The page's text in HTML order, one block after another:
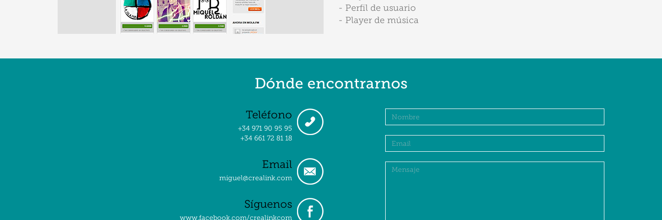
- Perfil de usuario
- Player de música
Dónde encontrarnos
Teléfono
+34 971 90 95 95
+34 661 72 81 18
Email
miguel@crealink.com
Síguenos
www.facebook.com/crealinkcom